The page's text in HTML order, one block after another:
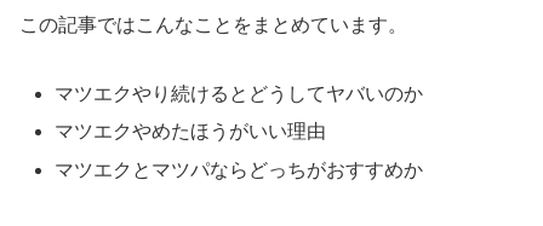
この記事ではこんなことをまとめています。
マツエクやり続けるとどうしてヤバいのか
マツエクやめたほうがいい理由
マツエクとマツパならどっちがおすすめか